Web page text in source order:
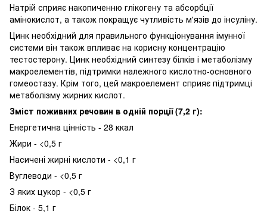
Натрій сприяє накопиченню глікогену та абсорбції
амінокислот, а також покращує чутливість м'язів до інсуліну.
Цинк необхідний для правильного функціонування імунної
системи він також впливає на корисну концентрацію
тестостерону. Цинк необхідний синтезу білків і метаболізму
макроелементів, підтримки належного кислотно-основного
гомеостазу. Крім того, цей макроелемент сприяє підтримці
метаболізму жирних кислот.
Зміст поживних речовин в одній порції (7,2 г):
Енергетична цінність - 28 ккал
Жири - <0,5 г
Насичені жирні кислоти - <0,1 г
Вуглеводи - <0,5 г
З яких цукор - <0,5 г
Білок - 5,1 г